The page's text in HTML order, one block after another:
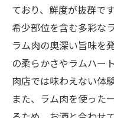
ており、鮮度が抜群です
希少部位を含む多彩な
ラム肉の奥深い旨味を
の柔らかさやラムハー
肉店では味わえない体
また、ラム肉を使った